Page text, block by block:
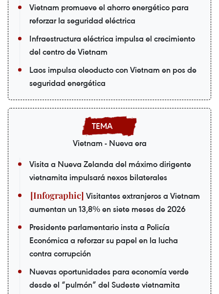
Vietnam promueve el ahorro energético para
reforzar la seguridad eléctrica
Infraestructura eléctrica impulsa el crecimiento
del centro de Vietnam
Laos impulsa oleoducto con Vietnam en pos de
seguridad energética
Vietnam - Nueva era
Visita a Nueva Zelanda del máximo dirigente
vietnamita impulsará nexos bilaterales
Visitantes extranjeros a Vietnam
aumentan un 13,8% en siete meses de 2026
Presidente parlamentario insta a Policía
Económica a reforzar su papel en la lucha
contra corrupción
Nuevas oportunidades para economía verde
desde el “pulmón” del Sudeste vietnamita